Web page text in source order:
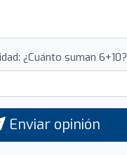
¿Cuánto suman 6+10?
Enviar opinión